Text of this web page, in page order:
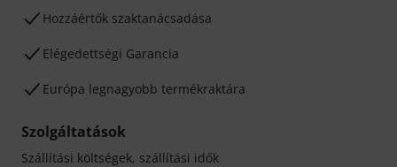
Hozzáértők szaktanácsadása
Elégedettségi Garancia
Európa legnagyobb termékraktára
Szolgáltatások
Szállítási költségek, szállítási idők